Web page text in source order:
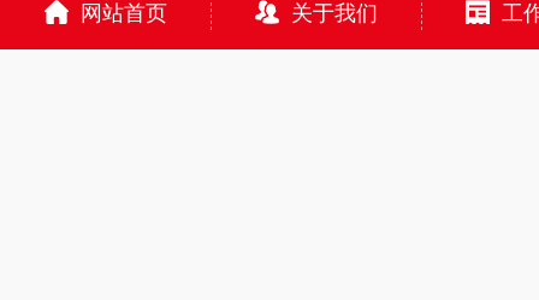
网站首页 关于我们 工